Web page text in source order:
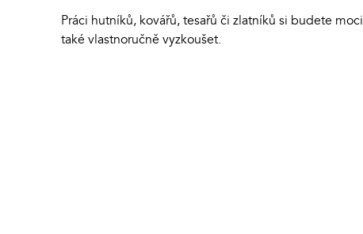
Práci hutníků, kovářů, tesařů či zlatníků si budete moci
také vlastnoručně vyzkoušet.